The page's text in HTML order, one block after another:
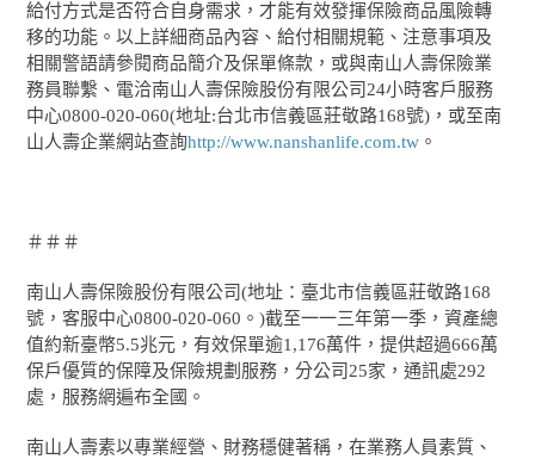
給付方式是否符合自身需求，才能有效發揮保險商品風險轉
移的功能。以上詳細商品內容、給付相關規範、注意事項及
相關警語請參閱商品簡介及保單條款，或與南山人壽保險業
務員聯繫、電洽南山人壽保險股份有限公司24小時客戶服務
中心0800-020-060(地址:台北市信義區莊敬路168號)，或至南
山人壽企業網站查詢http://www.nanshanlife.com.tw 。
＃＃＃
南山人壽保險股份有限公司(地址：臺北市信義區莊敬路168
號，客服中心0800-020-060。)截至一一三年第一季，資產總
值約新臺幣5.5兆元，有效保單逾1,176萬件，提供超過666萬
保戶優質的保障及保險規劃服務，分公司25家，通訊處292
處，服務網遍布全國。
南山人壽素以專業經營、財務穩健著稱，在業務人員素質、